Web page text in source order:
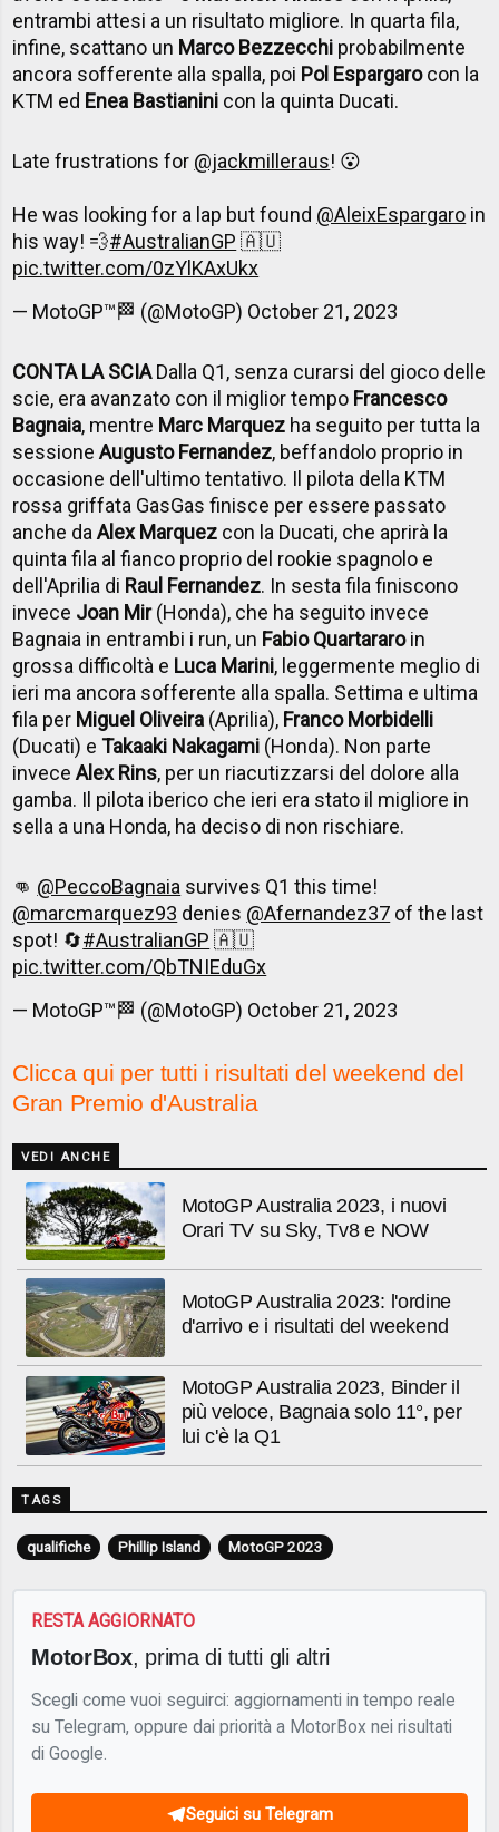
entrambi attesi a un risultato migliore. In quarta fila,
infine, scattano un Marco Bezzecchi probabilmente
ancora sofferente alla spalla, poi Pol Espargarocon la
KTM ed Enea Bastianini con la quinta Ducati.
Late frustrations for @jackmilleraus! 😮
He was looking for a lap but found @AleixEspargaro in
his way! 💨#AustralianGP 🇦🇺
pic.twitter.com/0zYlKAxUkx
— MotoGP™🏁 (@MotoGP) October 21, 2023
CONTA LA SCIADalla Q1, senza curarsi del gioco delle
scie, era avanzato con il miglior tempo Francesco
Bagnaia, mentre Marc Marquez ha seguito per tutta la
sessioneAugusto Fernandez, beffandolo proprio in
occasione dell'ultimo tentativo. Il pilota della KTM
rossa griffata GasGas finisce per essere passato
anche daAlex Marquez con la Ducati, che aprirà la
quinta fila al fianco proprio del rookie spagnolo e
dell'Aprilia di Raul Fernandez. In sesta fila finiscono
invece Joan Mir(Honda), che ha seguito invece
Bagnaia in entrambi i run, un Fabio Quartararoin
grossa difficoltà e Luca Marini, leggermente meglio di
ieri ma ancora sofferente alla spalla. Settima e ultima
fila per Miguel Oliveira (Aprilia), Franco Morbidelli
(Ducati) eTakaaki Nakagami (Honda). Non parte
inveceAlex Rins, per un riacutizzarsi del dolore alla
gamba. Il pilota iberico che ieri era stato il migliore in
sella a una Honda, ha deciso di non rischiare.
👊 @PeccoBagnaia survives Q1 this time!
@marcmarquez93 denies @Afernandez37 of the last
spot! 🔄#AustralianGP 🇦🇺
pic.twitter.com/QbTNIEduGx
— MotoGP™🏁 (@MotoGP) October 21, 2023
Clicca qui per tutti i risultati del weekend del
Gran Premio d'Australia
VEDI ANCHE
MotoGP Australia 2023, i nuovi
Orari TV su Sky, Tv8 e NOW
MotoGP Australia 2023: l'ordine
d'arrivo e i risultati del weekend
MotoGP Australia 2023, Binder il
più veloce, Bagnaia solo 11°, per
lui c'è la Q1
TAGS
qualifiche Phillip Island MotoGP 2023
RESTA AGGIORNATO
MotorBox, prima di tutti gli altri
Scegli come vuoi seguirci: aggiornamenti in tempo reale
su Telegram, oppure dai priorità a MotorBox nei risultati
di Google.
Seguici su Telegram